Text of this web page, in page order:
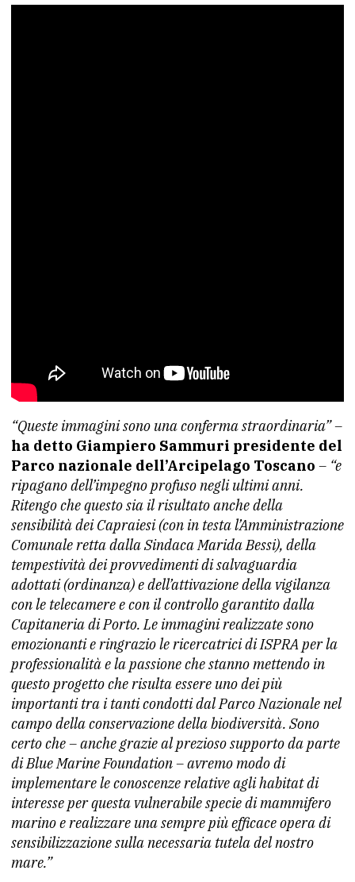
“Queste immagini sono una conferma straordinaria” –
ha detto Giampiero Sammuri presidente del
Parco nazionale dell’Arcipelago Toscano – “e
ripagano dell’impegno profuso negli ultimi anni.
Ritengo che questo sia il risultato anche della
sensibilità dei Capraiesi (con in testa l’Amministrazione
Comunale retta dalla Sindaca Marida Bessi), della
tempestività dei provvedimenti di salvaguardia
adottati (ordinanza) e dell’attivazione della vigilanza
con le telecamere e con il controllo garantito dalla
Capitaneria di Porto. Le immagini realizzate sono
emozionanti e ringrazio le ricercatrici di ISPRA per la
professionalità e la passione che stanno mettendo in
questo progetto che risulta essere uno dei più
importanti tra i tanti condotti dal Parco Nazionale nel
campo della conservazione della biodiversità. Sono
certo che – anche grazie al prezioso supporto da parte
di Blue Marine Foundation – avremo modo di
implementare le conoscenze relative agli habitat di
interesse per questa vulnerabile specie di mammifero
marino e realizzare una sempre più efficace opera di
sensibilizzazione sulla necessaria tutela del nostro
mare.”